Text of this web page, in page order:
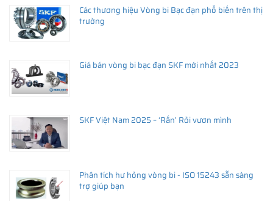
Các thương hiệu Vòng bi Bạc đạn phổ biến trên thị
trường
Giá bán vòng bi bạc đạn SKF mới nhất 2023
SKF Việt Nam 2025 – ‘Rắn’ Rỏi vươn mình
Phân tích hư hỏng vòng bi - ISO 15243 sẵn sàng
trợ giúp bạn